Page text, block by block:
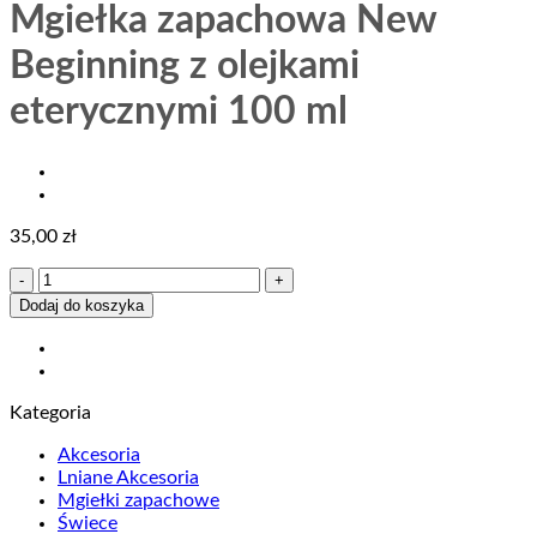
Mgiełka zapachowa New
Beginning z olejkami
eterycznymi 100 ml
35,00 zł
ilość
Mgiełka
zapachowa
New
Beginning
olejkami
100
ml
Dodaj do koszyka
Kategoria
Akcesoria
Lniane Akcesoria
Mgiełki zapachowe
Świece